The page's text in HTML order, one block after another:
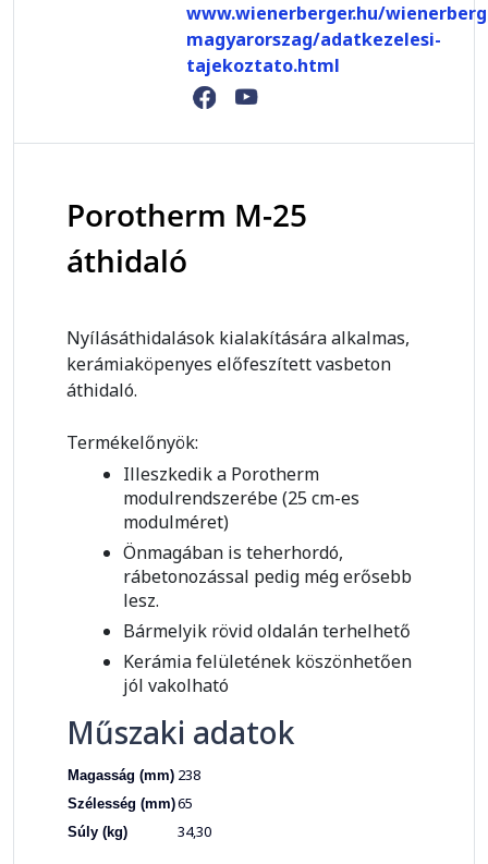
www.wienerberger.hu/
magyarorszag/adatkezelesi-
tajekoztato.html
Porotherm M-25
áthidaló
Nyílásáthidalások kialakítására alkalmas,
kerámiaköpenyes előfeszített vasbeton
áthidaló.
Termékelőnyök:
Illeszkedik a Porotherm
modulrendszerébe (25 cm-es
modulméret)
Önmagában is teherhordó,
rábetonozással pedig még erősebb
lesz.
Bármelyik rövid oldalán terhelhető
Kerámia felületének köszönhetően
jól vakolható
Műszaki adatok
Magasság (mm) 238
Szélesség (mm)65
Súly (kg) 34,30